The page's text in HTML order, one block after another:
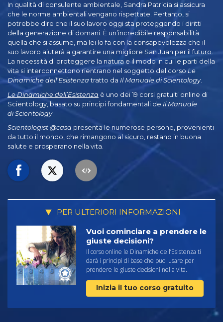
In qualità di consulente ambientale, Sandra Patricia si assicura
che le norme ambientali vengano rispettate. Pertanto, si
potrebbe dire che il suo lavoro oggi sta proteggendo i diritti
della generazione di domani. È un’incredibile responsabilità
quella che si assume, ma lei lo fa con la consapevolezza che il
suo lavoro aiuterà a garantire una migliore San Juan per il futuro.
La necessità di proteggere la natura e il modo in cui le parti della
vita si interconnettono rientrano nel soggetto del corso Le
Dinamiche dell’Esistenzatratto da Il Manuale di Scientology.
Le Dinamiche dell’Esistenza è uno dei 19 corsi gratuiti online di
Scientology, basato su principi fondamentali de Il Manuale
di Scientology.
Scientologist @casa presenta le numerose persone, provenienti
da tutto il mondo, che rimangono al sicuro, restano in buona
salute e prosperano nella vita.
PER ULTERIORI INFORMAZIONI
Vuoi cominciare a prendere le
giuste decisioni?
Il corso online le Dinamiche dell’Esistenza ti
darà i principi di base che puoi usare per
prendere le giuste decisioni nella vita.
Inizia il tuo corso gratuito